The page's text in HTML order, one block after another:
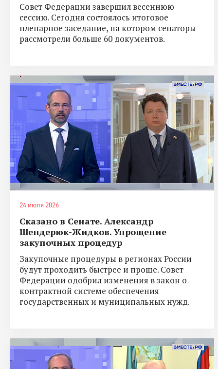
Совет Федерации завершил весеннюю
сессию. Сегодня состоялось итоговое
пленарное заседание, на котором сенаторы
рассмотрели больше 60 документов.
24 июля 2026
Сказано в Сенате. Александр
Шендерюк-Жидков. Упрощение
закупочных процедур
Закупочные процедуры в регионах России
будут проходить быстрее и проще. Совет
Федерации одобрил изменения в закон о
контрактной системе обеспечения
государственных и муниципальных нужд.